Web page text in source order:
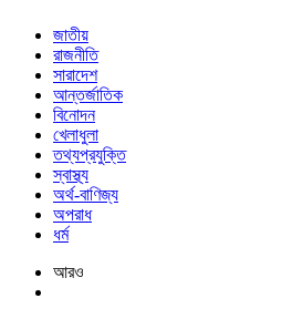
জাতীয়
রাজনীতি
সারাদেশ
আন্তর্জাতিক
বিনোদন
খেলাধুলা
তথ্যপ্রযুক্তি
স্বাস্থ্য
অর্থ-বাণিজ্য
অপরাধ
ধর্ম
আরও